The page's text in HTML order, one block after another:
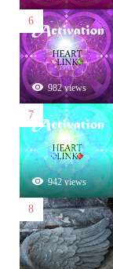
6
982 views
7
942 views
8